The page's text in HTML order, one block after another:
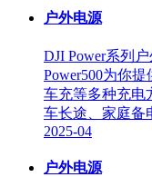
户外电源
DJI Power系列户
Power500为你
车充等多种充电
车长途、家庭
2025-04
户外电源